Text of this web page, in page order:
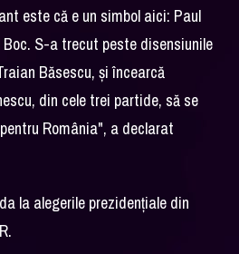
este că e un simbol aici: Paul
S-a trecut peste disensiunile
Băsescu, şi încearcă
din cele trei partide, să se
România", a declarat
la alegerile prezidenţiale din